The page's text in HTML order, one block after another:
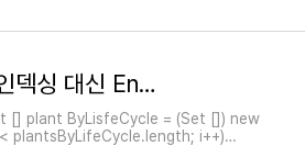
[Effective Java] item 37. ordinal 인덱싱 대신 EnumMap을 사용하라
[] plant ByLisfeCycle = (Set []) new
plantsByLifeCycle.length; i++)